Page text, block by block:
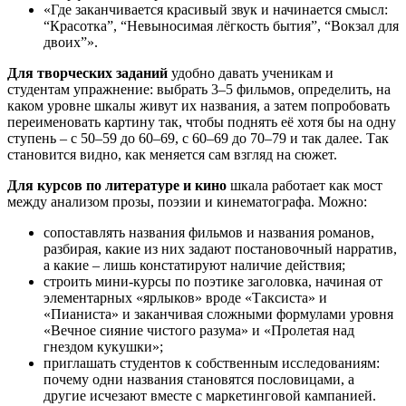
«Где заканчивается красивый звук и начинается смысл:
“Красотка”, “Невыносимая лёгкость бытия”, “Вокзал для
двоих”».
Для творческих заданий удобно давать ученикам и
студентам упражнение: выбрать 3–5 фильмов, определить, на
каком уровне шкалы живут их названия, а затем попробовать
переименовать картину так, чтобы поднять её хотя бы на одну
ступень – с 50–59 до 60–69, с 60–69 до 70–79 и так далее. Так
становится видно, как меняется сам взгляд на сюжет.
Для курсов по литературе и кино шкала работает как мост
между анализом прозы, поэзии и кинематографа. Можно:
сопоставлять названия фильмов и названия романов,
разбирая, какие из них задают постановочный нарратив,
а какие – лишь констатируют наличие действия;
строить мини-курсы по поэтике заголовка, начиная от
элементарных «ярлыков» вроде «Таксиста» и
«Пианиста» и заканчивая сложными формулами уровня
«Вечное сияние чистого разума» и «Пролетая над
гнездом кукушки»;
приглашать студентов к собственным исследованиям:
почему одни названия становятся пословицами, а
другие исчезают вместе с маркетинговой кампанией.